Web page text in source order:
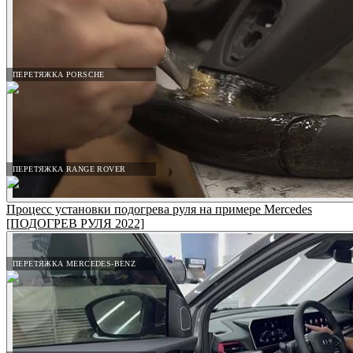
ПЕРЕТЯЖКА PORSCHE
ПЕРЕТЯЖКА RANGE ROVER
ПЕРЕТЯЖКА MERCEDES-BENZ
Процесс установки подогрева руля на примере Mercedes
[ПОДОГРЕВ РУЛЯ 2022]